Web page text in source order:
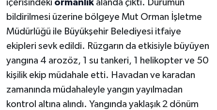
içerisindeki ormanlık alanda çıktı. Durumun
bildirilmesi üzerine bölgeye Mut Orman İşletme
Müdürlüğü ile Büyükşehir Belediyesi itfaiye
ekipleri sevk edildi. Rüzgarın da etkisiyle büyüyen
yangına 4 arozöz, 1 su tankeri, 1 helikopter ve 50
kişilik ekip müdahale etti. Havadan ve karadan
zamanında müdahaleyle yangın yayılmadan
kontrol altına alındı. Yangında yaklaşık 2 dönüm